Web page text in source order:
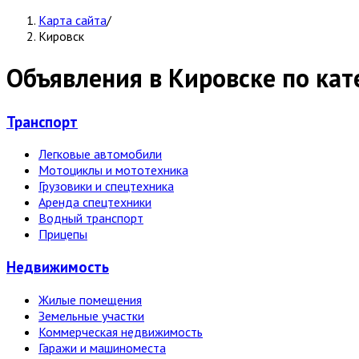
Карта сайта/
Кировск
Объявления в Кировске по
Транспорт
Легковые автомобили
Мотоциклы и мототехника
Грузовики и спецтехника
Аренда спецтехники
Водный транспорт
Прицепы
Недвижи­мость
Жилые помещения
Земельные участки
Коммерческая недвижимость
Гаражи и машиноместа